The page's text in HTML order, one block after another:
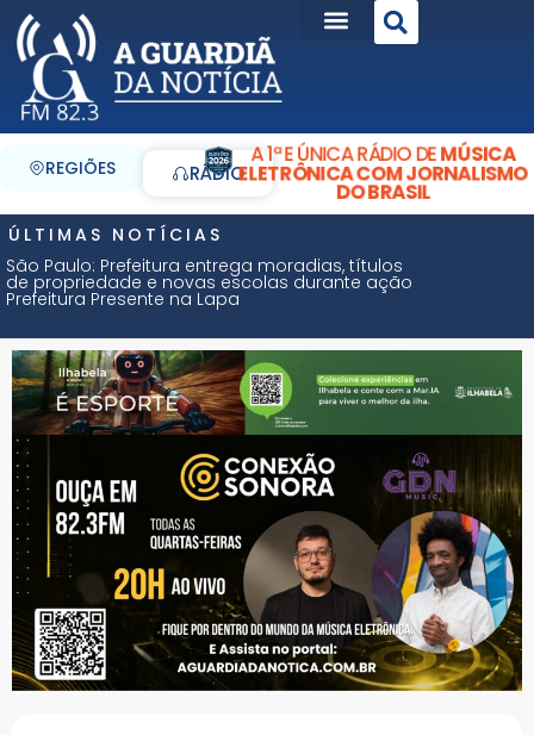
REGIÕES RÁDIO
A 1ª E ÚNICA RÁDIO DEMÚSICA
ELETRÔNICA COM JORNALISMO
DO BRASIL
ÚLTIMAS NOTÍCIAS
São Paulo: Prefeitura entrega moradias, títulos
de propriedade e novas escolas durante ação
Prefeitura Presente na Lapa